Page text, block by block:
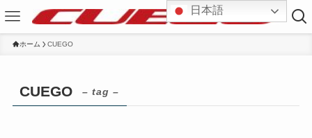
ホーム CUEGO
CUEGO – tag –
日本語